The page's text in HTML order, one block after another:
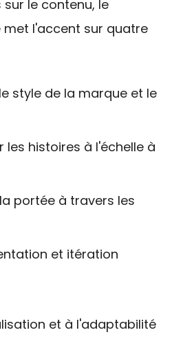
le contenu, le
l'accent sur quatre
style de la marque et le
les histoires à l'échelle à
portée à travers les
et itération
et à l'adaptabilité